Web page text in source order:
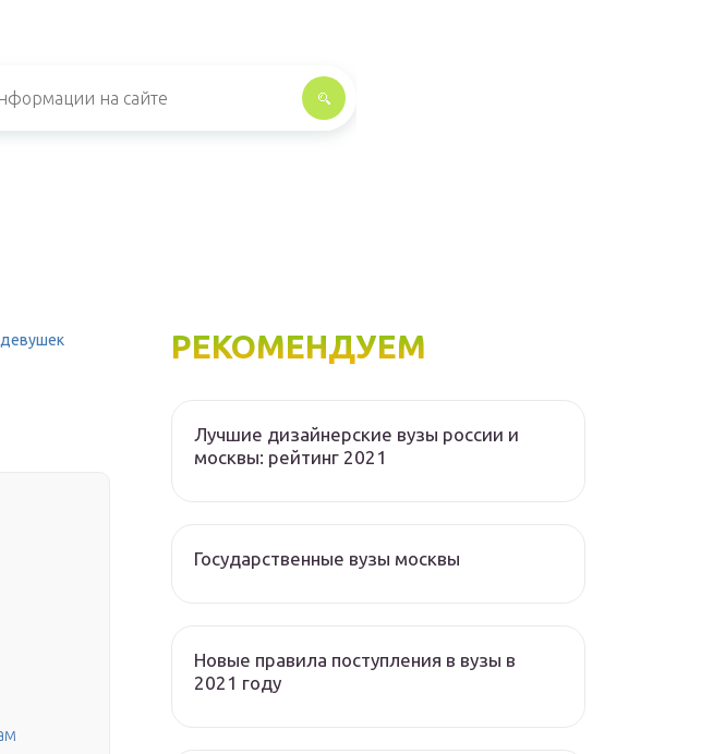
девушек РЕКОМЕНДУЕМ
Лучшие дизайнерские вузы россии и
москвы: рейтинг 2021
Государственные вузы москвы
Новые правила поступления в вузы в
2021 году